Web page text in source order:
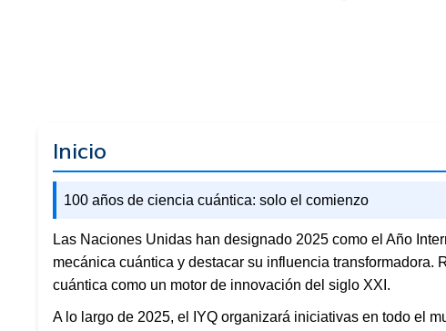
Inicio
100 años de ciencia cuántica: solo el comienzo
Las Naciones Unidas han designado 2025 como el Año
mecánica cuántica y destacar su influencia
cuántica como un motor de innovación del siglo XXI.
A lo largo de 2025, el IYQ organizará iniciativas en todo el